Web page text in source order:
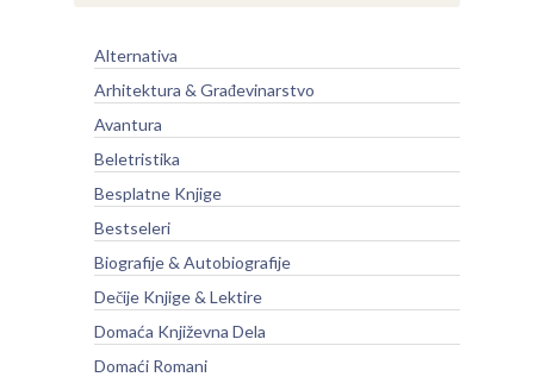
Alternativa
Arhitektura & Građevinarstvo
Avantura
Beletristika
Besplatne Knjige
Bestseleri
Biografije & Autobiografije
Dečije Knjige & Lektire
Domaća Književna Dela
Domaći Romani